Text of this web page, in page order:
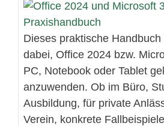
Dieses praktische
dabei, Office 2024 bzw.
PC, Notebook oder Tablet
anzuwenden. Ob im Büro,
Ausbildung, für private
Verein, konkrete